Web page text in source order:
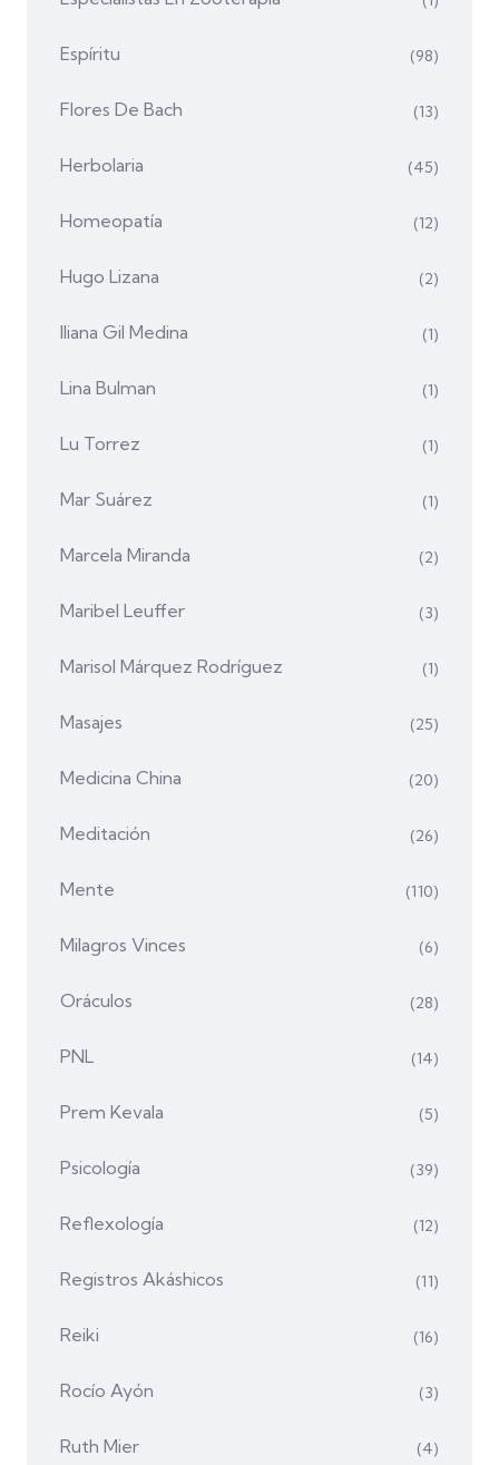
Espíritu (98)
Flores De Bach (13)
Herbolaria (45)
Homeopatía (12)
Hugo Lizana (2)
Iliana Gil Medina (1)
Lina Bulman (1)
Lu Torrez (1)
Mar Suárez (1)
Marcela Miranda (2)
Maribel Leuffer (3)
Marisol Márquez Rodríguez (1)
Masajes (25)
Medicina China (20)
Meditación (26)
Mente (110)
Milagros Vinces (6)
Oráculos (28)
PNL (14)
Prem Kevala (5)
Psicología (39)
Reflexología (12)
Registros Akáshicos (11)
Reiki (16)
Rocío Ayón (3)
Ruth Mier (4)